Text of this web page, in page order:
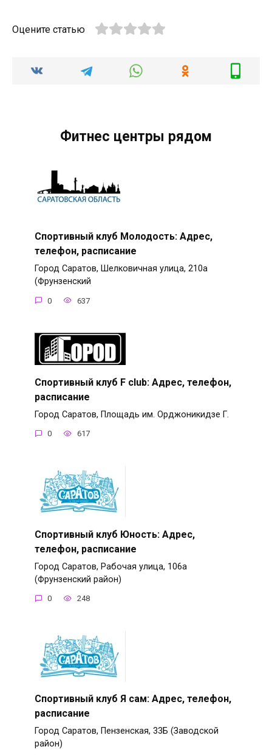
Оцените статью
Фитнес центры рядом
Спортивный клуб Молодость: Адрес,
телефон, расписание
Город Саратов, Шелковичная улица, 210а
(Фрунзенский
0 637
Спортивный клуб F club: Адрес, телефон,
расписание
Город Саратов, Площадь им. Орджоникидзе Г.
0 617
Спортивный клуб Юность: Адрес,
телефон, расписание
Город Саратов, Рабочая улица, 106а
(Фрунзенский район)
0 248
Спортивный клуб Я сам: Адрес, телефон,
расписание
Город Саратов, Пензенская, 33Б (Заводской
район)